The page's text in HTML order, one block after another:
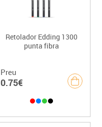
Retolador Edding 1300
punta fibra
Preu
0.75€